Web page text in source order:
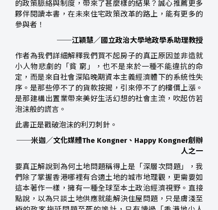
的政策脈絡與制度，帶來了甚麼樣的結果？誠心推薦更多
夥伴閱讀本書，在未來住宅政策改革的路上，能有更多的
參與者！
──江穎慧／國立政治大學地政學系助理教授
作者為我們詳細解釋我們買不起房子的真正原因並非造就
小人物悲劇的「貧 窮」，也不是來於一種不能違抗的命
定，而是來自社會深陷晚期資本主義經濟體下的系統性失
序。是那些停不了的貨款按揭，引來停不了的樓價上漲。
是那建構出置業帶來美好生活幻想的社會主流，吹起仿若
泡沫般的謊言。
此書正是戳破泡沫的利刃刺針。
──米迦／文化媒體The Kongner、Happy Kongner創辦
人之一
要真正解說到為何土地問題稱得上是「深層次問題」，我
們除了掌握香港哪裡有合適土地的城市地理觀，更需要如
這本著作一樣，擁有一種全球至本土政治經濟視野。直接
點說，以為只談土地供應就能解決住屋問題，只是膚淺至